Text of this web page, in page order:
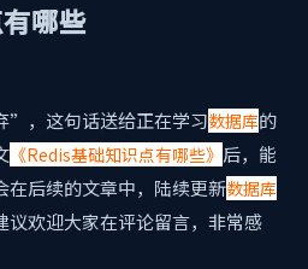
哪些
”，这句话送给正在学习数据库的
《Redis基础知识点有哪些》 后，能
在后续的文章中，陆续更新数据库
议欢迎大家在评论留言，非常感